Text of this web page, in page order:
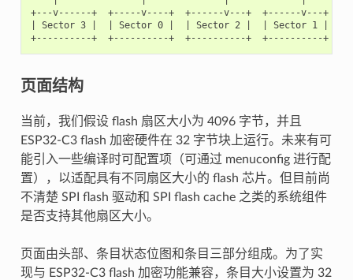
+---v------+  +-----v----+  +------v---+  +------v---+
| Sector 3 |  | Sector 0 |  | Sector 2 |  | Sector 1 |    <-
+----------+  +----------+  +----------+  +----------+
页面结构
当前，我们假设 flash 扇区大小为 4096 字节，并且
ESP32-C3 flash 加密硬件在 32 字节块上运行。未来有可
能引入一些编译时可配置项（可通过 menuconfig 进行配
置），以适配具有不同扇区大小的 flash 芯片。但目前尚
不清楚 SPI flash 驱动和 SPI flash cache 之类的系统组件
是否支持其他扇区大小。
页面由头部、条目状态位图和条目三部分组成。为了实
现与 ESP32-C3 flash 加密功能兼容，条目大小设置为 32